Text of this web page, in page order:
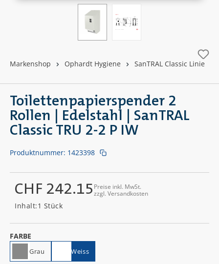
Markenshop Ophardt Hygiene SanTRAL Classic Linie
Toilettenpapierspender 2
Rollen | Edelstahl | SanTRAL
Classic TRU 2-2 P IW
Regulärer Preis:
CHF 242.15 Preise inkl. MwSt.
zzgl. Versandkosten
Inhalt:1 Stück
FARBE
Grau Weiss
Produktnummer: 1423398